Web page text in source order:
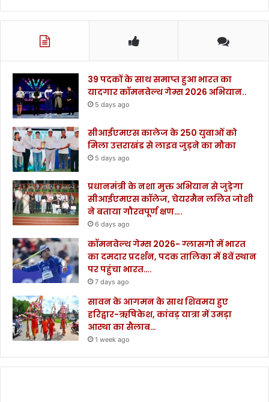
39 पदकों के साथ समाप्त हुआ भारत का
यादगार कॉमनवेल्थ गेम्स 2026 अभियान..
5 days ago
सीआईएमएस कालेज के 250 युवाओं को
मिला उत्तराखंड से लाइव जुड़ने का मौका
5 days ago
प्रधानमंत्री के नशा मुक्त अभियान से जुड़ेगा
सीआईएमएस कॉलेज, चेयरमैन ललित जोशी
ने बताया गौरवपूर्ण क्षण….
6 days ago
कॉमनवेल्थ गेम्स 2026- ग्लासगो में भारत
का दमदार प्रदर्शन, पदक तालिका में 8वें स्थान
पर पहुंचा भारत….
7 days ago
सावन के आगमन के साथ शिवमय हुए
हरिद्वार-ऋषिकेश, कांवड़ यात्रा में उमड़ा
आस्था का सैलाब…
1 week ago